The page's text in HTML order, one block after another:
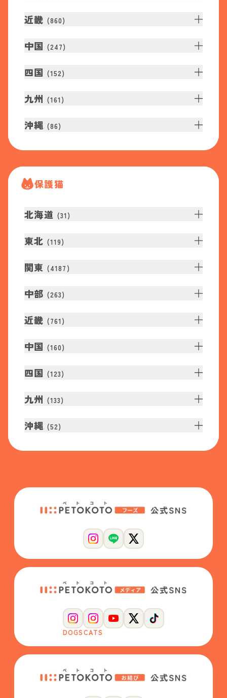
近畿 (860)
中国 (247)
四国 (152)
九州 (161 )
沖縄 (86)
保護猫
北海道 (31 )
東北 (119)
関東 (4187 )
中部 (263)
近畿 (761 )
中国 (160)
四国 (123)
九州 (133)
沖縄 (52)
DOGSCATS